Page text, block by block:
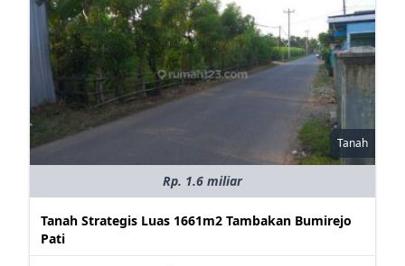
Tanah
Rp. 1.6 miliar
Tanah Strategis Luas 1661m2 Tambakan Bumirejo
Pati